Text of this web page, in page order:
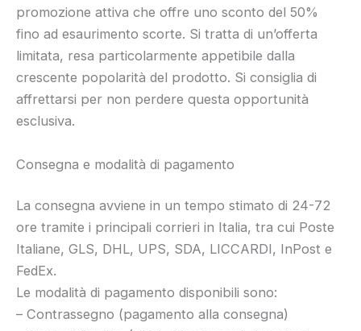
promozione attiva che offre uno sconto del 50%
fino ad esaurimento scorte. Si tratta di un’offerta
limitata, resa particolarmente appetibile dalla
crescente popolarità del prodotto. Si consiglia di
affrettarsi per non perdere questa opportunità
esclusiva.
Consegna e modalità di pagamento
La consegna avviene in un tempo stimato di 24-72
ore tramite i principali corrieri in Italia, tra cui Poste
Italiane, GLS, DHL, UPS, SDA, LICCARDI, InPost e
FedEx.
Le modalità di pagamento disponibili sono:
– Contrassegno (pagamento alla consegna)